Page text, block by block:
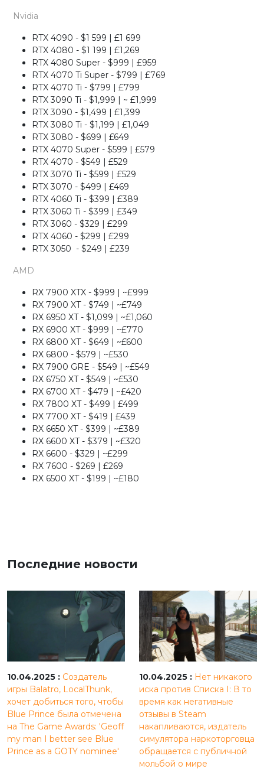
Nvidia
RTX 4090 - $1 599 | £1 699
RTX 4080 - $1 199 | £1,269
RTX 4080 Super - $999 | £959
RTX 4070 Ti Super - $799 | £769
RTX 4070 Ti - $799 | £799
RTX 3090 Ti - $1,999 | ~ £1,999
RTX 3090 - $1,499 | £1,399
RTX 3080 Ti - $1,199 | £1,049
RTX 3080 - $699 | £649
RTX 4070 Super - $599 | £579
RTX 4070 - $549 | £529
RTX 3070 Ti - $599 | £529
RTX 3070 - $499 | £469
RTX 4060 Ti - $399 | £389
RTX 3060 Ti - $399 | £349
RTX 3060 - $329 | £299
RTX 4060 - $299 | £299
RTX 3050 - $249 | £239
AMD
RX 7900 XTX - $999 | ~£999
RX 7900 XT - $749 | ~£749
RX 6950 XT - $1,099 | ~£1,060
RX 6900 XT - $999 | ~£770
RX 6800 XT - $649 | ~£600
RX 6800 - $579 | ~£530
RX 7900 GRE - $549 | ~£549
RX 6750 XT - $549 | ~£530
RX 6700 XT - $479 | ~£420
RX 7800 XT - $499 | £499
RX 7700 XT - $419 | £439
RX 6650 XT - $399 | ~£389
RX 6600 XT - $379 | ~£320
RX 6600 - $329 | ~£299
RX 7600 - $269 | £269
RX 6500 XT - $199 | ~£180
Последние новости
10.04.2025 : Создатель
игры Balatro, LocalThunk,
хочет добиться того, чтобы
Blue Prince была отмечена
на The Game Awards: 'Geoff
my man I better see Blue
Prince as a GOTY nominee'
10.04.2025 : Нет никакого
иска против Списка I: В то
время как негативные
отзывы в Steam
накапливаются, издатель
симулятора наркоторговца
обращается с публичной
мольбой о мире